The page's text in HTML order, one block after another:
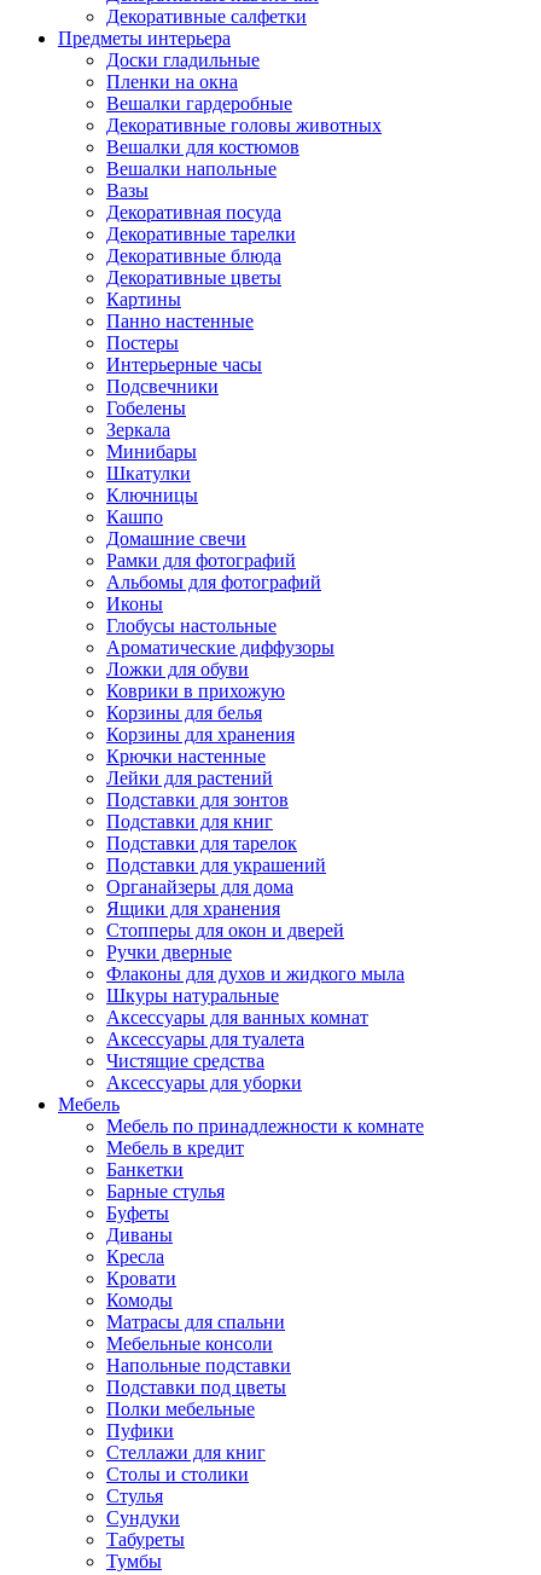
Декоративные салфетки
Предметы интерьера
Доски гладильные
Пленки на окна
Вешалки гардеробные
Декоративные головы животных
Вешалки для костюмов
Вешалки напольные
Вазы
Декоративная посуда
Декоративные тарелки
Декоративные блюда
Декоративные цветы
Картины
Панно настенные
Постеры
Интерьерные часы
Подсвечники
Гобелены
Зеркала
Минибары
Шкатулки
Ключницы
Кашпо
Домашние свечи
Рамки для фотографий
Альбомы для фотографий
Иконы
Глобусы настольные
Ароматические диффузоры
Ложки для обуви
Коврики в прихожую
Корзины для белья
Корзины для хранения
Крючки настенные
Лейки для растений
Подставки для зонтов
Подставки для книг
Подставки для тарелок
Подставки для украшений
Органайзеры для дома
Ящики для хранения
Стопперы для окон и дверей
Ручки дверные
Флаконы для духов и жидкого мыла
Шкуры натуральные
Аксессуары для ванных комнат
Аксессуары для туалета
Чистящие средства
Аксессуары для уборки
Мебель
Мебель по принадлежности к комнате
Мебель в кредит
Банкетки
Барные стулья
Буфеты
Диваны
Кресла
Кровати
Комоды
Матрасы для спальни
Мебельные консоли
Напольные подставки
Подставки под цветы
Полки мебельные
Пуфики
Стеллажи для книг
Столы и столики
Стулья
Сундуки
Табуреты
Тумбы